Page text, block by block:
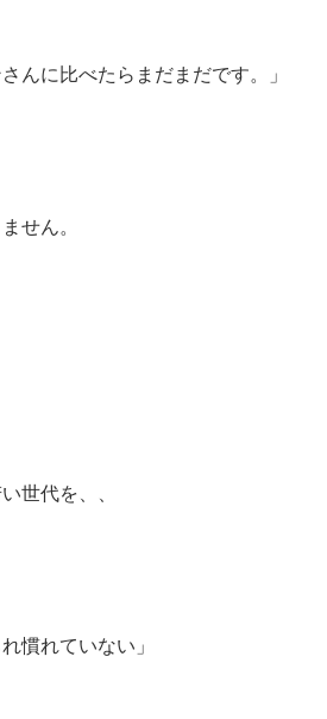
んに比べたらまだまだです。」
せん。
世代を、、
慣れていない」